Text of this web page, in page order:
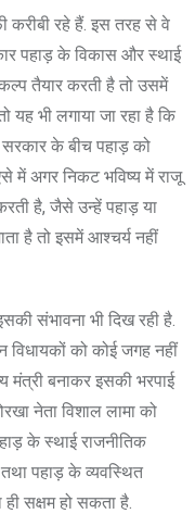
करीबी रहे हैं. इस तरह से वे
पहाड़ के विकास और स्थाई
तैयार करती है तो उसमें
यह भी लगाया जा रहा है कि
के बीच पहाड़ को
में अगर निकट भविष्य में राजू
है, जैसे उन्हें पहाड़ या
है तो इसमें आश्चर्य नहीं
संभावना भी दिख रही है.
विधायकों को कोई जगह नहीं
मंत्री बनाकर इसकी भरपाई
नेता विशाल लामा को
के स्थाई राजनीतिक
पहाड़ के व्यवस्थित
सक्षम हो सकता है.